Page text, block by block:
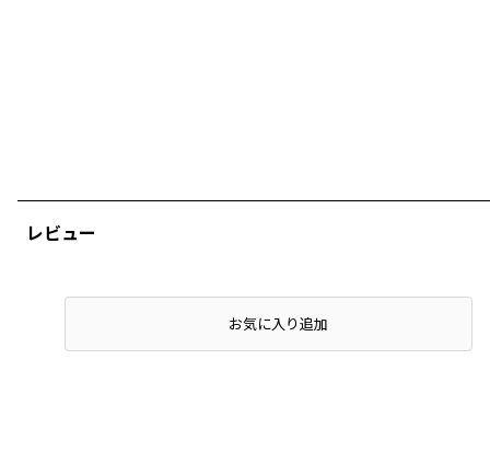
レビュー
店頭在庫を確認するお気に入り追加